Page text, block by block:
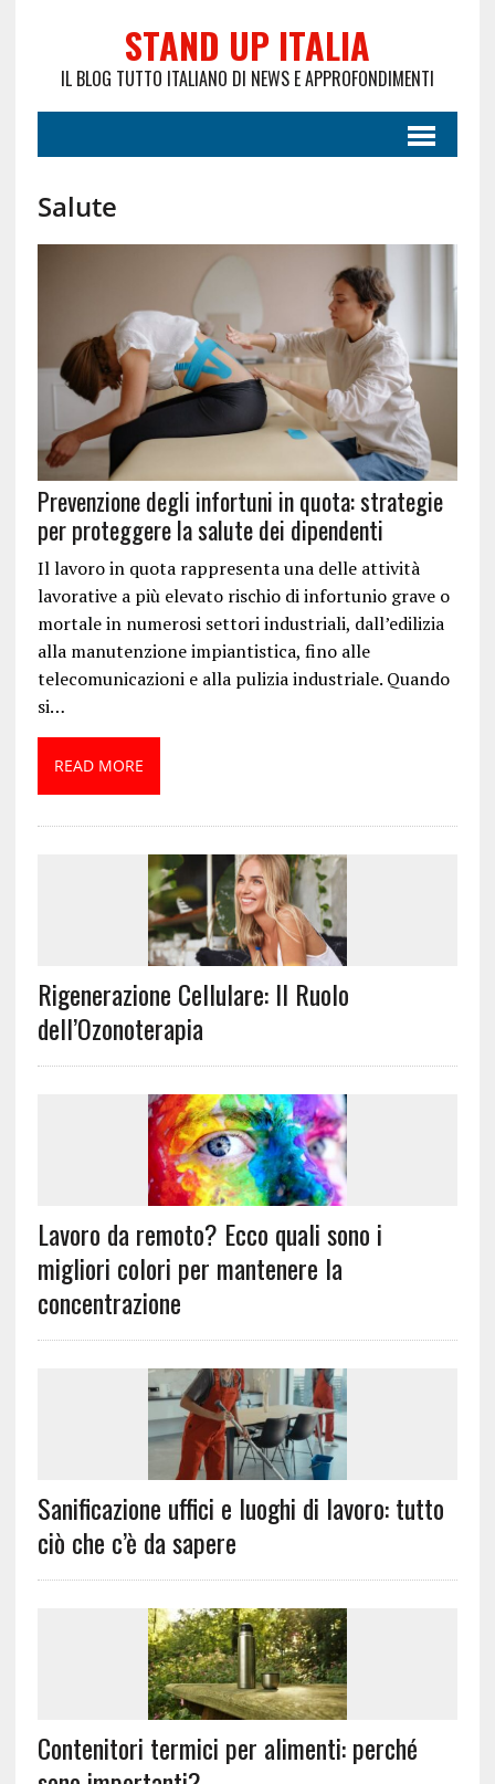
STAND UP ITALIA
IL BLOG TUTTO ITALIANO DI NEWS E APPROFONDIMENTI
Salute
Prevenzione degli infortuni in quota: strategie
per proteggere la salute dei dipendenti
Il lavoro in quota rappresenta una delle attività
lavorative a più elevato rischio di infortunio grave o
mortale in numerosi settori industriali, dall’edilizia
alla manutenzione impiantistica, fino alle
telecomunicazioni e alla pulizia industriale. Quando
si…
READ MORE
Rigenerazione Cellulare: Il Ruolo
dell’Ozonoterapia
Lavoro da remoto? Ecco quali sono i
migliori colori per mantenere la
concentrazione
Sanificazione uffici e luoghi di lavoro: tutto
ciò che c’è da sapere
Contenitori termici per alimenti: perché